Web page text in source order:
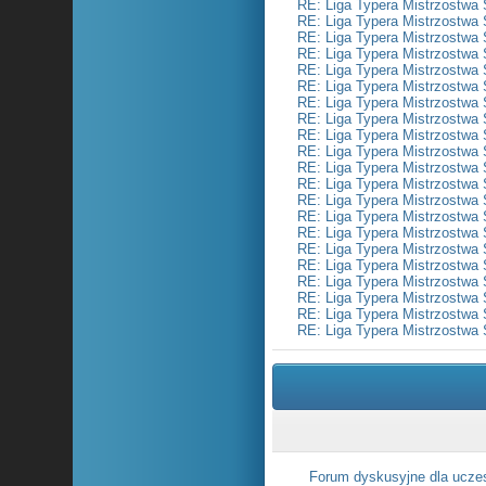
RE: Liga Typera Mistrzostwa
RE: Liga Typera Mistrzostwa
RE: Liga Typera Mistrzostwa
RE: Liga Typera Mistrzostwa
RE: Liga Typera Mistrzostwa
RE: Liga Typera Mistrzostwa
RE: Liga Typera Mistrzostwa
RE: Liga Typera Mistrzostwa
RE: Liga Typera Mistrzostwa
RE: Liga Typera Mistrzostwa
RE: Liga Typera Mistrzostwa
RE: Liga Typera Mistrzostwa
RE: Liga Typera Mistrzostwa
RE: Liga Typera Mistrzostwa
RE: Liga Typera Mistrzostwa
RE: Liga Typera Mistrzostwa
RE: Liga Typera Mistrzostwa
RE: Liga Typera Mistrzostwa
RE: Liga Typera Mistrzostwa
RE: Liga Typera Mistrzostwa
RE: Liga Typera Mistrzostwa
Forum dyskusyjne dla